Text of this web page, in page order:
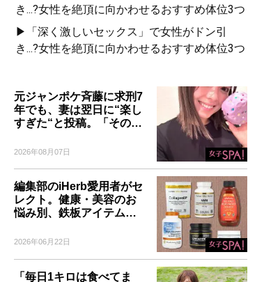
き...?女性を絶頂に向かわせるおすすめ体位3つ
▶「深く激しいセックス」で女性がドン引
き...?女性を絶頂に向かわせるおすすめ体位3つ
元ジャンポケ斉藤に求刑7
年でも、妻は翌日に“楽し
すぎた“と投稿。「その…
2026年08月07日
編集部のiHerb愛用者がセ
レクト。健康・美容のお
悩み別、鉄板アイテム…
2026年06月22日
「毎日1キロは食べてま